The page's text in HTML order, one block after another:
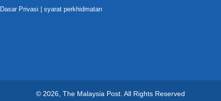
Dasar Privasi syarat perkhidmatan
© 2026, The Malaysia Post. All Rights Reserved